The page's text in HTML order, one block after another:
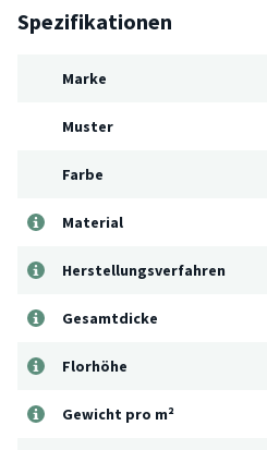
Spezifikationen
Marke
Muster
Farbe
Material
Herstellungsverfahren
Gesamtdicke
Florhöhe
Gewicht pro m²